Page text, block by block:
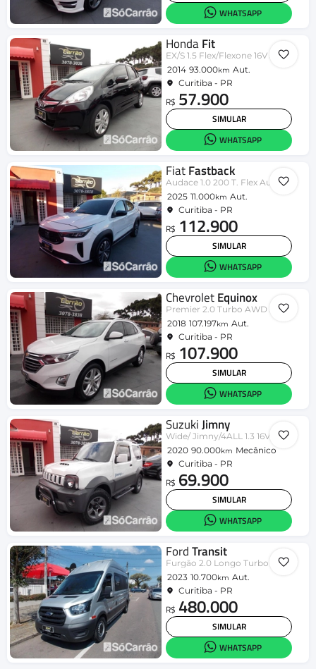
WHATSAPP
HondaFit
EX/S 1.5 Flex/Flexone 16V 5p Aut.
2014 93.000km Aut.
Curitiba - PR
R$ 57.900
SIMULAR
WHATSAPP
FiatFastback
Audace 1.0 200 T. Flex Aut
2025 11.000km Aut.
Curitiba - PR
R$ 112.900
SIMULAR
WHATSAPP
ChevroletEquinox
Premier 2.0 Turbo AWD 262cv Aut.
2018 107.197km Aut.
Curitiba - PR
R$ 107.900
SIMULAR
WHATSAPP
SuzukiJimny
Wide/ Jimny/4ALL 1.3 16V
2020 90.000km Mecânico
Curitiba - PR
R$ 69.900
SIMULAR
WHATSAPP
FordTransit
Furgão 2.0 Longo Turbo Die Aut.
2023 10.700km Aut.
Curitiba - PR
R$ 480.000
SIMULAR
WHATSAPP